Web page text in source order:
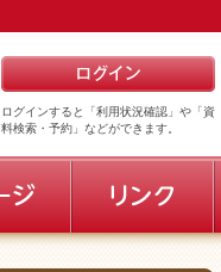
ログインすると「利用状況確認」や「資
料検索・予約」などができます。